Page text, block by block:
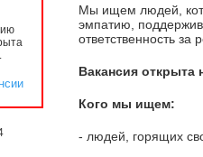
Мы ищем людей,
эмпатию,
ответственность за
Вакансия открыта
Кого мы ищем:
- людей, горящих